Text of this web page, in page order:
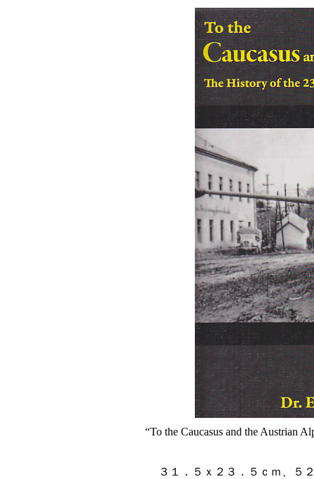
“To the Caucasus and the Austrian
３１．５ｘ２３．５ｃｍ、５